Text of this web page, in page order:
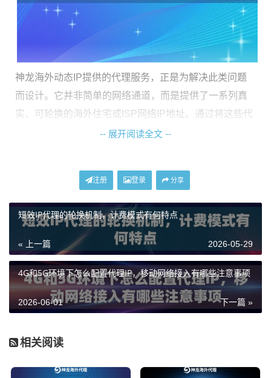
神龙海外动态IP提供的代理服务，正是为解决此类问题
而设计。它并非简单的网络通道，而是提供了一系列真
实、可轮换的海外住宅或ISP网络IP地址。通过将这些代
理IP集成到企业的数据采集架构中，请求可以源自不同
为，大幅提升数据抓取的成功率和稳定性。这为企业在
海外市场调研、竞品分析、价格监控、舆情洞察等场景
下，提供了坚实的技术基础。
实现高效部署的核心思路与步骤
将海外HTTP代理成功应用于企业级数据采集，需要一个
清晰的部署思路，以确保其效能最大化。以下是实现高
效部署的完整路径。
部署的起点是自我诊断。企业需要明确数据采集的目标
区域（如美国、日本、德国）、访问频率（低、中、高
-- 展开阅读全文 --
注册 登录 分享
短效IP代理的轮换机制，计费模式有何特点
« 上一篇 2026-05-29
4G和5G环境下怎么配置代理IP，移动网络接入有哪些注意事项
下一篇 »
2026-06-01
相关阅读